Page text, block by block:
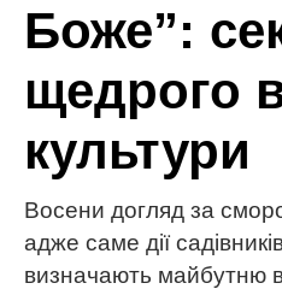
Боже”:
щедрого
культури
Восени догляд за
адже саме дії
визначають майбутню